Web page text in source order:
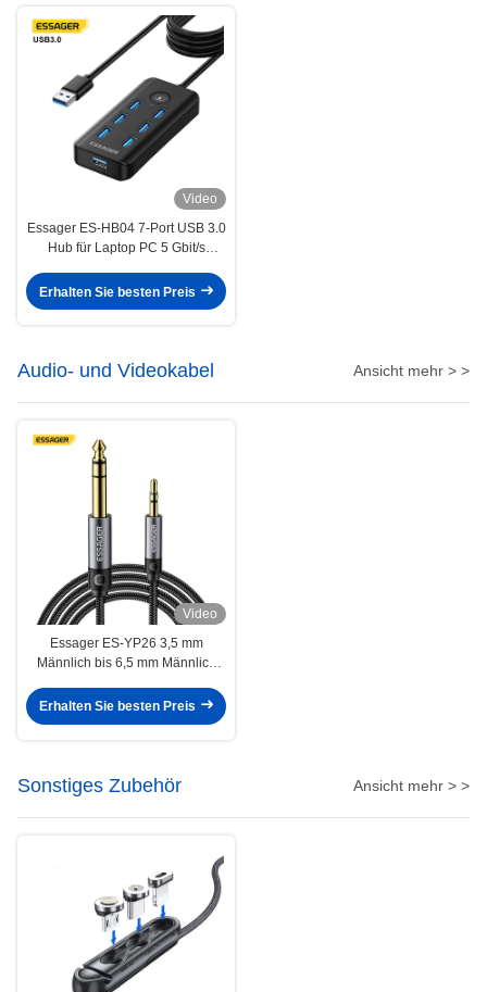
Video
Essager ES-HB04 7-Port USB 3.0
Hub für Laptop PC 5 Gbit/s
Erhalten Sie besten Preis
Audio- und Videokabel Ansicht mehr > >
Video
Essager ES-YP26 3,5 mm
Männlich bis 6,5 mm Männlich
Lautsprecher Verstärker
Erhalten Sie besten Preis
Sonstiges Zubehör Ansicht mehr > >